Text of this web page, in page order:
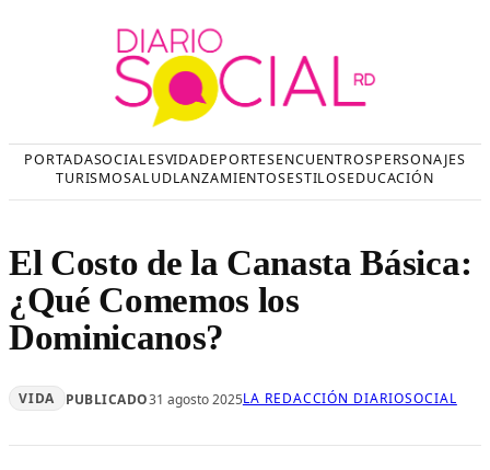
PORTADASOCIALESVIDADEPORTESENCUENTROSPERSONAJES
TURISMOSALUDLANZAMIENTOSESTILOSEDUCACIÓN
El Costo de la Canasta Básica:
¿Qué Comemos los
Dominicanos?
VIDA PUBLICADO31 agosto 2025LA REDACCIÓN DIARIOSOCIAL